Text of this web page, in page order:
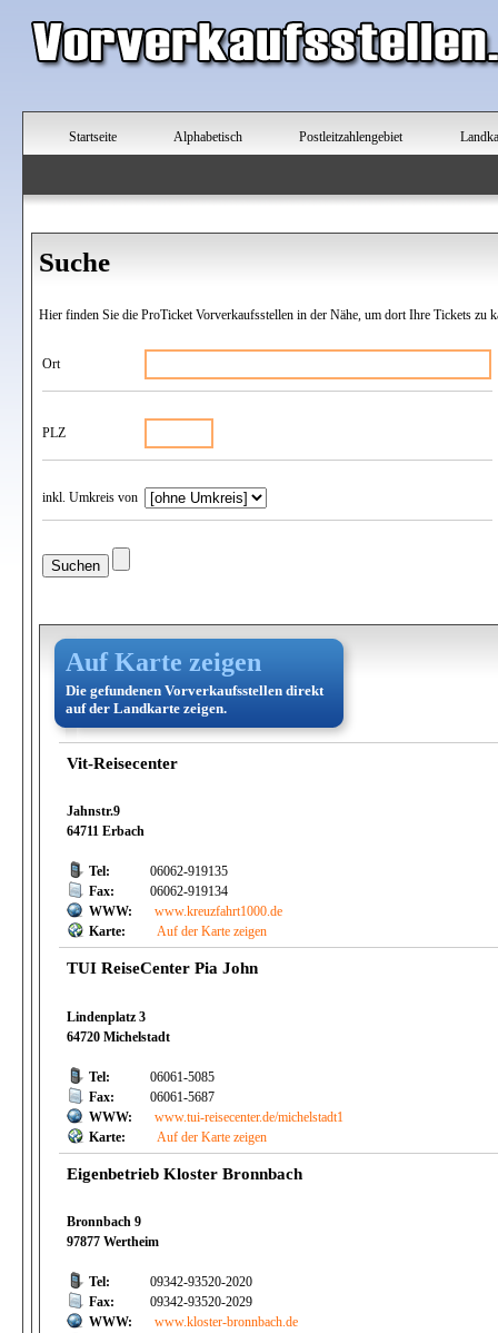
Startseite Alphabetisch Postleitzahlengebiet
Suche
Hier finden Sie die ProTicket Vorverkaufsstellen in der Nähe, um dort Ihre Tickets zu
Ort
PLZ
inkl. Umkreis von
Auf Karte zeigen
Die gefundenen Vorverkaufsstellen direkt
auf der Landkarte zeigen.
Vit-Reisecenter
Jahnstr.9
64711 Erbach
Tel:
06062-919135
Fax:
06062-919134
WWW:
www.kreuzfahrt1000.de
Karte:
Auf der Karte zeigen
TUI ReiseCenter Pia John
Lindenplatz 3
64720 Michelstadt
Tel:
06061-5085
Fax:
06061-5687
WWW:
www.tui-reisecenter.de/michelstadt1
Karte:
Auf der Karte zeigen
Eigenbetrieb Kloster Bronnbach
Bronnbach 9
97877 Wertheim
Tel:
09342-93520-2020
Fax:
09342-93520-2029
WWW:
www.kloster-bronnbach.de